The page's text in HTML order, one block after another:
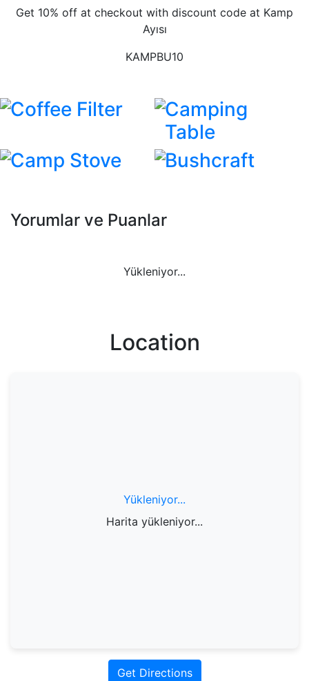
Get 10% off at checkout with discount code at Kamp
Ayısı
KAMPBU10
Coffee Filter
Camping
Table
Camp Stove
Bushcraft
Yorumlar ve Puanlar
Yükleniyor...
Location
Yükleniyor...
Harita yükleniyor...
Get Directions